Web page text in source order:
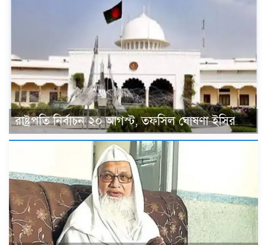
রাষ্ট্রপতি নির্বাচন ২০ আগস্ট, তফসিল ঘোষণা ইসির